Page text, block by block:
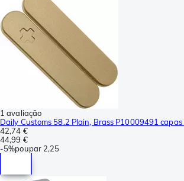
1 avaliação
Daily Customs 58.2 Plain, Brass P10009491
42,74 €
44,99 €
-5%poupar 2,25